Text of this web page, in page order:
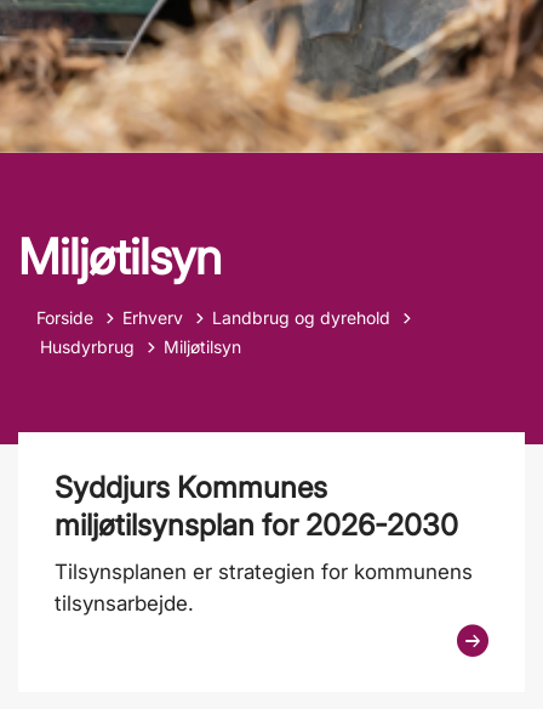
Miljøtilsyn
Forside Erhverv
Landbrug og dyrehold
Tilbage til
Husdyrbrug Miljøtilsyn
Syddjurs Kommunes
miljøtilsynsplan for 2026-2030
Tilsynsplanen er strategien for kommunens
tilsynsarbejde.